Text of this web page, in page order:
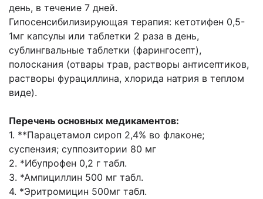
день, в течение 7 дней.
Гипосенсибилизирующая терапия: кетотифен 0,5-
1мг капсулы или таблетки 2 раза в день,
сублингвальные таблетки (фарингосепт),
полоскания (отвары трав, растворы антисептиков,
растворы фурациллина, хлорида натрия в теплом
виде).
Перечень основных медикаментов:
1. **Парацетамол сироп 2,4% во флаконе;
суспензия; суппозитории 80 мг
2. *Ибупрофен 0,2 г табл.
3. *Ампициллин 500 мг табл.
4. *Эритромицин 500мг табл.